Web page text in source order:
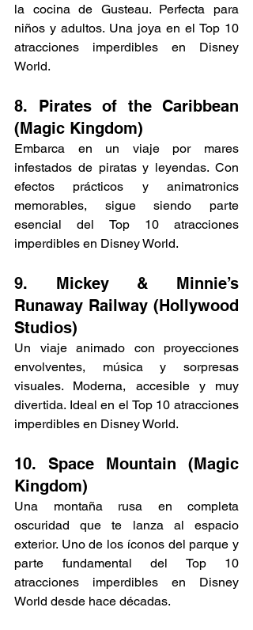
la cocina de Gusteau. Perfecta para
niños y adultos. Una joya en el Top 10
atracciones imperdibles en Disney
World.
8. Pirates of the Caribbean
(Magic Kingdom)
Embarca en un viaje por mares
infestados de piratas y leyendas. Con
efectos prácticos y animatronics
memorables, sigue siendo parte
esencial del Top 10 atracciones
imperdibles en Disney World.
9. Mickey & Minnie’s
Runaway Railway (Hollywood
Studios)
Un viaje animado con proyecciones
envolventes, música y sorpresas
visuales. Moderna, accesible y muy
divertida. Ideal en el Top 10 atracciones
imperdibles en Disney World.
10. Space Mountain (Magic
Kingdom)
Una montaña rusa en completa
oscuridad que te lanza al espacio
exterior. Uno de los íconos del parque y
parte fundamental del Top 10
atracciones imperdibles en Disney
World desde hace décadas.